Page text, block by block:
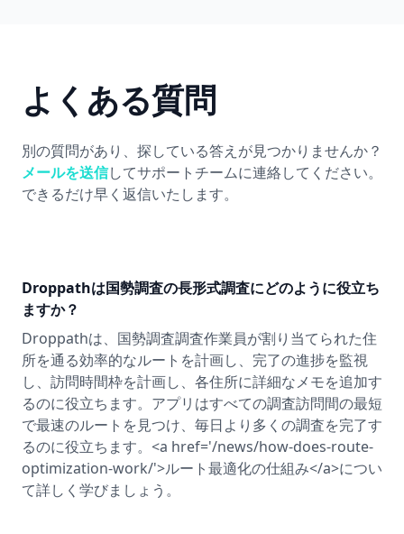
よくある質問
別の質問があり、探している答えが見つかりませんか？
メールを送信してサポートチームに連絡してください。
できるだけ早く返信いたします。
Droppathは国勢調査の長形式調査にどのように役立ち
ますか？
Droppathは、国勢調査調査作業員が割り当てられた住
所を通る効率的なルートを計画し、完了の進捗を監視
し、訪問時間枠を計画し、各住所に詳細なメモを追加す
るのに役立ちます。アプリはすべての調査訪問間の最短
で最速のルートを見つけ、毎日より多くの調査を完了す
るのに役立ちます。<a href='/news/how-does-route-
optimization-work/'>ルート最適化の仕組み</a>につい
て詳しく学びましょう。